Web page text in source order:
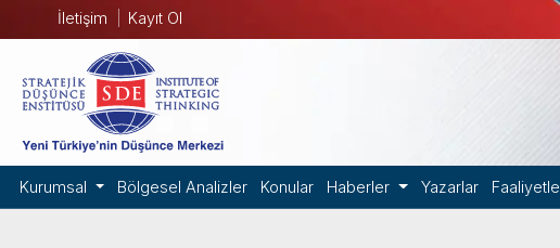
İletişim Kayıt Ol
Kurumsal Bölgesel Analizler Konular Haberler Yazarlar